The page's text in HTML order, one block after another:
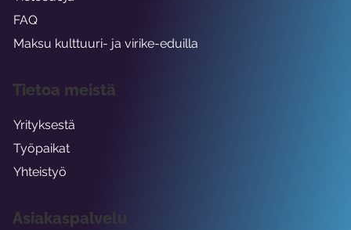
Asiakaspalvelu
FAQ
Maksu kulttuuri- ja virike-eduilla
Tietoa meistä
Yrityksestä
Työpaikat
Yhteistyö